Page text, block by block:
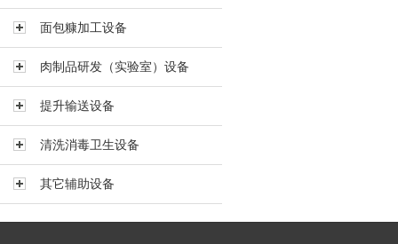
公司
蒸箱BZX-II
蒸箱BZX-III
面包糠加工设备
肉制品研发（实验室）设备
提升输送设备
清洗消毒卫生设备
其它辅助设备